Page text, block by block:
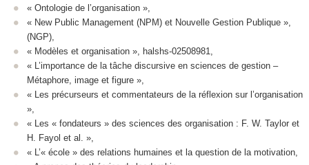
« Ontologie de l’organisation »,
« New Public Management (NPM) et Nouvelle Gestion Publique »,
(NGP),
« Modèles et organisation », halshs-02508981,
« L’importance de la tâche discursive en sciences de gestion –
Métaphore, image et figure »,
« Les précurseurs et commentateurs de la réflexion sur l’organisation
»,
« Les « fondateurs » des sciences des organisation : F. W. Taylor et
H. Fayol et al. »,
« L’« école » des relations humaines et la question de la motivation,